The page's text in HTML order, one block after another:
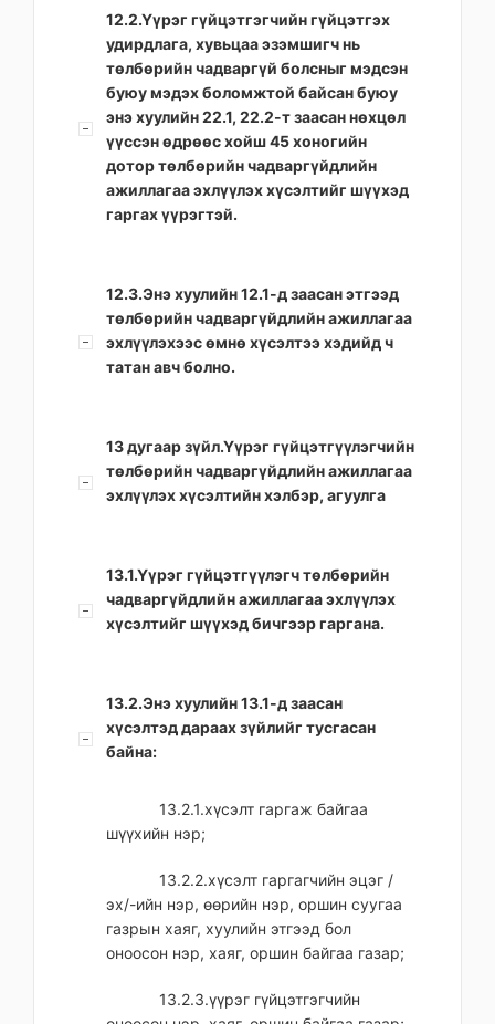
12.2.Үүрэг гүйцэтгэгчийн гүйцэтгэх
удирдлага, хувьцаа эзэмшигч нь
төлбөрийн чадваргүй болсныг мэдсэн
буюу мэдэх боломжтой байсан буюу
энэ хуулийн 22.1, 22.2-т заасан нөхцөл
үүссэн өдрөөс хойш 45 хоногийн
дотор төлбөрийн чадваргүйдлийн
ажиллагаа эхлүүлэх хүсэлтийг шүүхэд
гаргах үүрэгтэй.
12.3.Энэ хуулийн 12.1-д заасан этгээд
төлбөрийн чадваргүйдлийн ажиллагаа
эхлүүлэхээс өмнө хүсэлтээ хэдийд ч
татан авч болно.
13 дугаар зүйл.Үүрэг гүйцэтгүүлэгчийн
төлбөрийн чадваргүйдлийн ажиллагаа
эхлүүлэх хүсэлтийн хэлбэр, агуулга
13.1.Үүрэг гүйцэтгүүлэгч төлбөрийн
чадваргүйдлийн ажиллагаа эхлүүлэх
хүсэлтийг шүүхэд бичгээр гаргана.
13.2.Энэ хуулийн 13.1-д заасан
хүсэлтэд дараах зүйлийг тусгасан
байна:
13.2.1.хүсэлт гаргаж байгаа
шүүхийн нэр;
13.2.2.хүсэлт гаргагчийн эцэг /
эх/-ийн нэр, өөрийн нэр, оршин суугаа
газрын хаяг, хуулийн этгээд бол
оноосон нэр, хаяг, оршин байгаа газар;
13.2.3.үүрэг гүйцэтгэгчийн